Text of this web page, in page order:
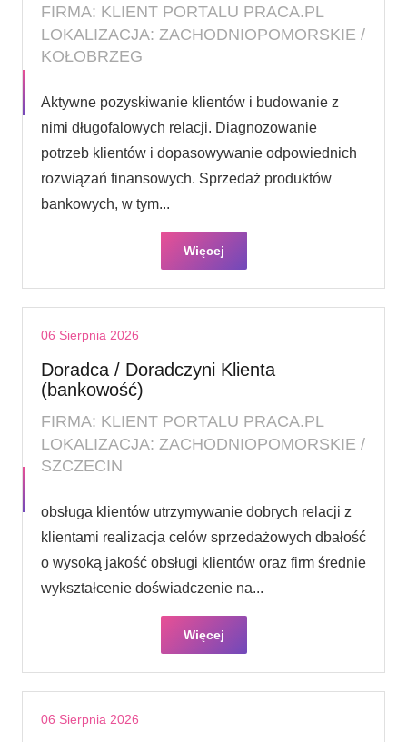
FIRMA: KLIENT PORTALU PRACA.PL
LOKALIZACJA: ZACHODNIOPOMORSKIE /
KOŁOBRZEG
Aktywne pozyskiwanie klientów i budowanie z
nimi długofalowych relacji. Diagnozowanie
potrzeb klientów i dopasowywanie odpowiednich
rozwiązań finansowych. Sprzedaż produktów
bankowych, w tym...
Więcej
06 Sierpnia 2026
Doradca / Doradczyni Klienta
(bankowość)
FIRMA: KLIENT PORTALU PRACA.PL
LOKALIZACJA: ZACHODNIOPOMORSKIE /
SZCZECIN
obsługa klientów utrzymywanie dobrych relacji z
klientami realizacja celów sprzedażowych dbałość
o wysoką jakość obsługi klientów oraz firm średnie
wykształcenie doświadczenie na...
Więcej
06 Sierpnia 2026